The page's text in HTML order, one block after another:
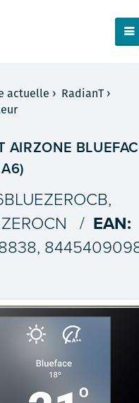
actuelle › RadianT ›
AIRZONE
/ EAN: